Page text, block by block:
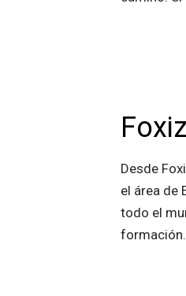
Desde
el área de
todo el
formación.